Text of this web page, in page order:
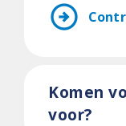
arrow_circle_right
Komen
voor?